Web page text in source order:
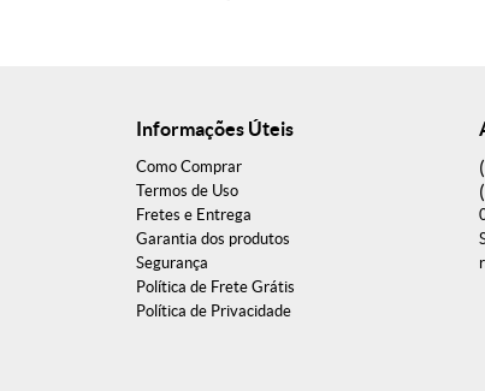
Informações Úteis
Como Comprar
Termos de Uso
Fretes e Entrega
Garantia dos produtos
Segurança
Política de Frete Grátis
Política de Privacidade